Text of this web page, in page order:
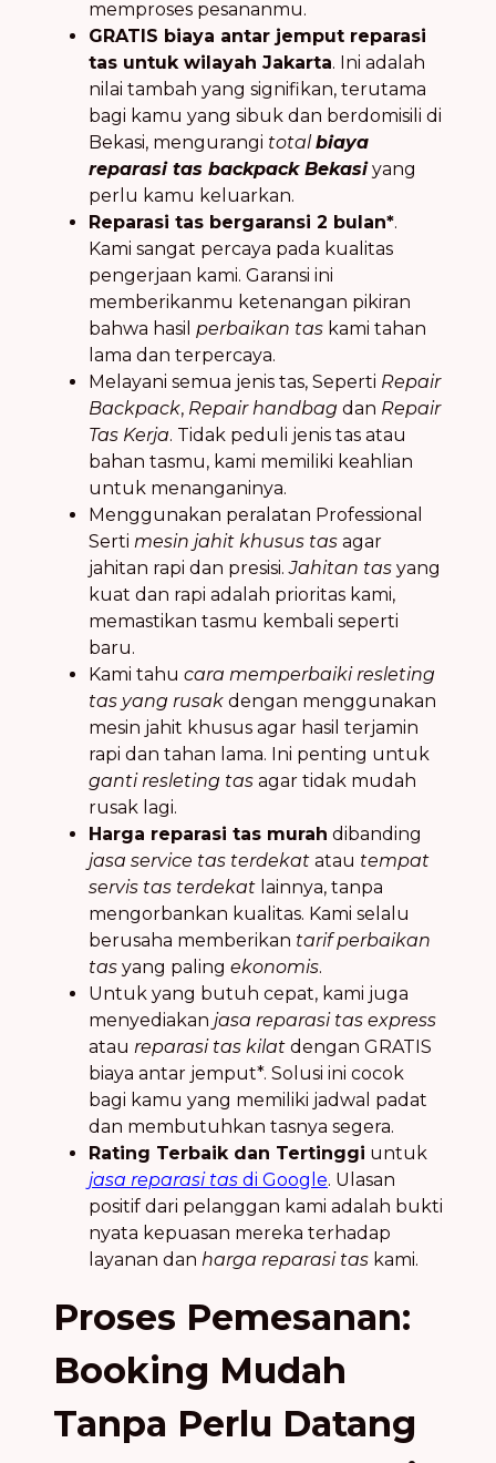
memproses pesananmu.
GRATIS biaya antar jemput reparasi
tas untuk wilayah Jakarta. Ini adalah
nilai tambah yang signifikan, terutama
bagi kamu yang sibuk dan berdomisili di
Bekasi, mengurangi totalbiaya
reparasi tas backpack Bekasiyang
perlu kamu keluarkan.
Reparasi tas bergaransi 2 bulan*.
Kami sangat percaya pada kualitas
pengerjaan kami. Garansi ini
memberikanmu ketenangan pikiran
bahwa hasil perbaikan tas kami tahan
lama dan terpercaya.
Melayani semua jenis tas, Seperti Repair
Backpack, Repair handbag dan Repair
Tas Kerja. Tidak peduli jenis tas atau
bahan tasmu, kami memiliki keahlian
untuk menanganinya.
Menggunakan peralatan Professional
Serti mesin jahit khusus tas agar
jahitan rapi dan presisi.Jahitan tas yang
kuat dan rapi adalah prioritas kami,
memastikan tasmu kembali seperti
baru.
Kami tahu cara memperbaiki resleting
tas yang rusak dengan menggunakan
mesin jahit khusus agar hasil terjamin
rapi dan tahan lama. Ini penting untuk
ganti resleting tas agar tidak mudah
rusak lagi.
Harga reparasi tas murah dibanding
jasa service tas terdekat atau tempat
servis tas terdekat lainnya, tanpa
mengorbankan kualitas. Kami selalu
berusaha memberikan tarif perbaikan
tas yang paling ekonomis.
Untuk yang butuh cepat, kami juga
menyediakan jasa reparasi tas express
atau reparasi tas kilat dengan GRATIS
biaya antar jemput*. Solusi ini cocok
bagi kamu yang memiliki jadwal padat
dan membutuhkan tasnya segera.
Rating Terbaik dan Tertinggi untuk
jasa reparasi tas di Google. Ulasan
positif dari pelanggan kami adalah bukti
nyata kepuasan mereka terhadap
layanan dan harga reparasi tas kami.
Proses Pemesanan:
Booking Mudah
Tanpa Perlu Datang